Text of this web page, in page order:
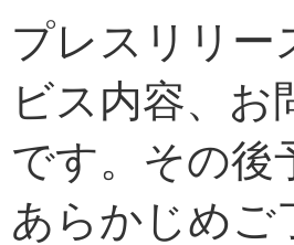
プレスリリー
ビス内容、お
です。その後
あらかじめご